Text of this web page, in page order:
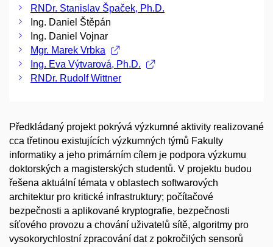
RNDr. Stanislav Špaček, Ph.D.
Ing. Daniel Štěpán
Ing. Daniel Vojnar
Mgr. Marek Vrbka
Ing. Eva Výtvarová, Ph.D.
RNDr. Rudolf Wittner
Předkládaný projekt pokrývá výzkumné aktivity realizované
cca třetinou existujících výzkumných týmů Fakulty
informatiky a jeho primárním cílem je podpora výzkumu
doktorských a magisterských studentů. V projektu budou
řešena aktuální témata v oblastech softwarových
architektur pro kritické infrastruktury; počítačové
bezpečnosti a aplikované kryptografie, bezpečnosti
síťového provozu a chování uživatelů sítě, algoritmy pro
vysokorychlostní zpracování dat z pokročilých sensorů